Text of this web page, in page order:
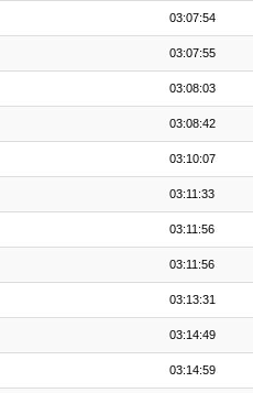
03:07:54
03:07:55
03:08:03
03:08:42
03:10:07
03:11:33
03:11:56
03:11:56
03:13:31
03:14:49
03:14:59